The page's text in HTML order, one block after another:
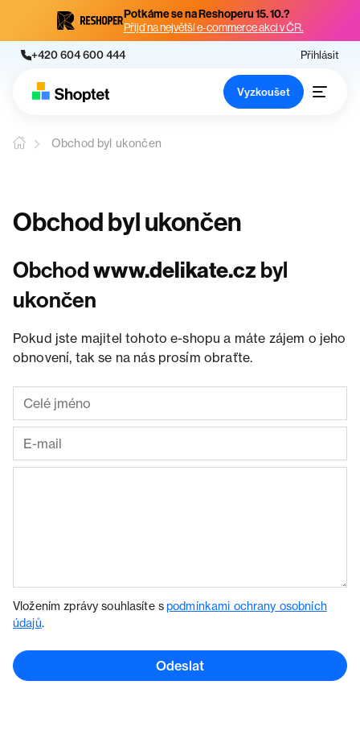
Potkáme se na Reshoperu 15. 10.?
Přijď na největší e-commerce akci v ČR.
+420 604 600 444 Přihlásit
Vyzkoušet
Obchod byl ukončen
Obchod byl ukončen
Obchodwww.delikate.cz byl
ukončen
Pokud jste majitel tohoto e-shopu a máte zájem o jeho
obnovení, tak se na nás prosím obraťte.
Vložením zprávy souhlasíte spodmínkami ochrany osobních
údajů.
Odeslat